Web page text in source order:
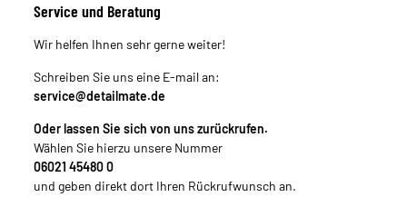
Service und Beratung
Wir helfen Ihnen sehr gerne weiter!
Schreiben Sie uns eine E-mail an:
service@detailmate.de
Oder lassen Sie sich von uns zurückrufen.
Wählen Sie hierzu unsere Nummer
06021 45480 0
und geben direkt dort Ihren Rückrufwunsch an.